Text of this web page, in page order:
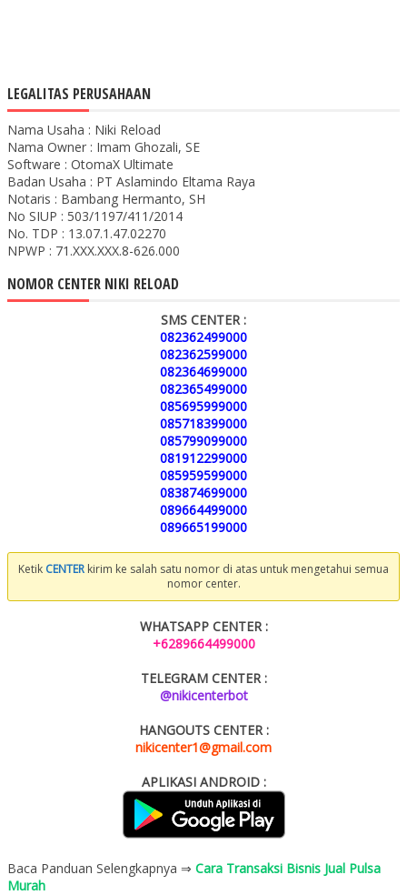
LEGALITAS PERUSAHAAN
Nama Usaha : Niki Reload
Nama Owner : Imam Ghozali, SE
Software : OtomaX Ultimate
Badan Usaha : PT Aslamindo Eltama Raya
Notaris : Bambang Hermanto, SH
No SIUP : 503/1197/411/2014
No. TDP : 13.07.1.47.02270
NPWP : 71.XXX.XXX.8-626.000
NOMOR CENTER NIKI RELOAD
SMS CENTER :
082362499000
082362599000
082364699000
082365499000
085695999000
085718399000
085799099000
081912299000
085959599000
083874699000
089664499000
089665199000
Ketik CENTER kirim ke salah satu nomor di atas untuk mengetahui semua
nomor center.
WHATSAPP CENTER :
+6289664499000
TELEGRAM CENTER :
@nikicenterbot
HANGOUTS CENTER :
nikicenter1@gmail.com
APLIKASI ANDROID :
Baca Panduan Selengkapnya ⇒ Cara Transaksi Bisnis Jual Pulsa
Murah